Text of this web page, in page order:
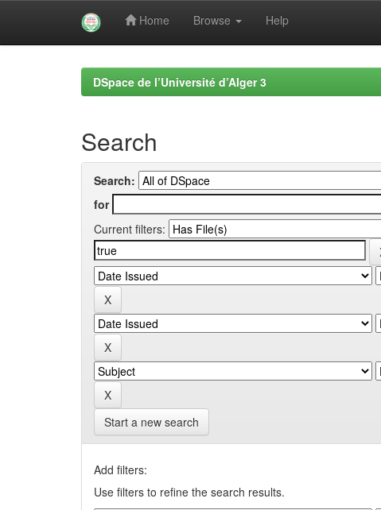
Home Browse Help
DSpace de l’Université d’Alger 3
Search
Search:
for
Current filters:
Start a new search
Add filters:
Use filters to refine the search results.